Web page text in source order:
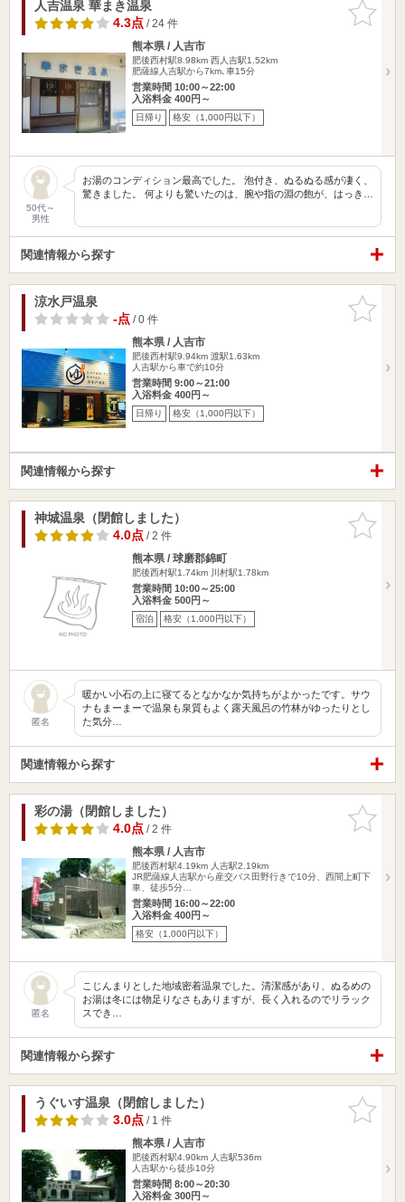
お気に入
りに追加
人吉温泉 華まき温泉
4.3点/ 24 件
熊本県 / 人吉市
肥後西村駅8.98km 西人吉駅1.52km
肥薩線人吉駅から7km､車15分
営業時間 10:00～22:00
入浴料金 400円～
日帰り 格安（1,000円以下）
50代～
男性
お湯のコンディション最高でした。 泡付き、ぬるぬる感が凄く、
驚きました。 何よりも驚いたのは、腕や指の淵の飽が、はっき…
関連情報から探す
お気に入
りに追加
涼水戸温泉
-点/ 0 件
熊本県 / 人吉市
肥後西村駅9.94km 渡駅1.63km
人吉駅から車で約10分
営業時間 9:00～21:00
入浴料金 400円～
日帰り 格安（1,000円以下）
関連情報から探す
お気に入
りに追加
神城温泉（閉館しました）
4.0点/ 2 件
熊本県 / 球磨郡錦町
肥後西村駅1.74km 川村駅1.78km
営業時間 10:00～25:00
入浴料金 500円～
宿泊 格安（1,000円以下）
匿名
暖かい小石の上に寝てるとなかなか気持ちがよかったです。サウ
ナもまーまーで温泉も泉質もよく露天風呂の竹林がゆったりとし
た気分…
関連情報から探す
お気に入
りに追加
彩の湯（閉館しました）
4.0点/ 2 件
熊本県 / 人吉市
肥後西村駅4.19km 人吉駅2.19km
JR肥薩線人吉駅から産交バス田野行きで10分、西間上町下
車、徒歩5分…
営業時間 16:00～22:00
入浴料金 400円～
格安（1,000円以下）
匿名
こじんまりとした地域密着温泉でした。清潔感があり、ぬるめの
お湯は冬には物足りなさもありますが、長く入れるのでリラック
スでき…
関連情報から探す
お気に入
りに追加
うぐいす温泉（閉館しました）
3.0点/ 1 件
熊本県 / 人吉市
肥後西村駅4.90km 人吉駅536m
人吉駅から徒歩10分
営業時間 8:00～20:30
入浴料金 300円～